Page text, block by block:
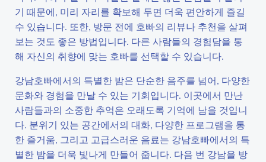
기 때문에, 미리 자리를 확보해 두면 더욱 편안하게 즐길
수 있습니다. 또한, 방문 전에 호빠의 리뷰나 추천을 살펴
보는 것도 좋은 방법입니다. 다른 사람들의 경험담을 통
해 자신의 취향에 맞는 호빠를 선택할 수 있습니다.
강남호빠에서의 특별한 밤은 단순한 음주를 넘어, 다양한
문화와 경험을 만날 수 있는 기회입니다. 이곳에서 만난
사람들과의 소중한 추억은 오래도록 기억에 남을 것입니
다. 분위기 있는 공간에서의 대화, 다양한 프로그램을 통
한 즐거움, 그리고 고급스러운 음료는 강남호빠에서의 특
별한 밤을 더욱 빛나게 만들어 줍니다. 다음 번 강남을 방